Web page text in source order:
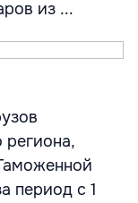
из ...
региона,
период с 1